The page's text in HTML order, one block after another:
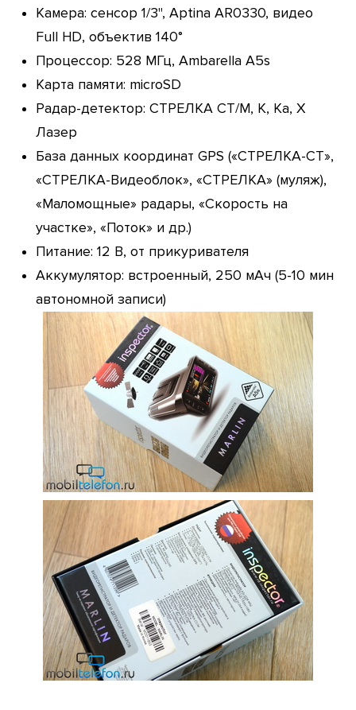
Камера: сенсор 1/3", Aptina AR0330, видео
Full HD, объектив 140°
Процессор: 528 МГц, Ambarella A5s
Карта памяти: microSD
Радар-детектор: СТРЕЛКА СТ/М, K, Ka, X
Лазер
База данных координат GPS («СТРЕЛКА-СТ»,
«СТРЕЛКА-Видеоблок», «СТРЕЛКА» (муляж),
«Маломощные» радары, «Скорость на
участке», «Поток» и др.)
Питание: 12 В, от прикуривателя
Аккумулятор: встроенный, 250 мАч (5-10 мин
автономной записи)